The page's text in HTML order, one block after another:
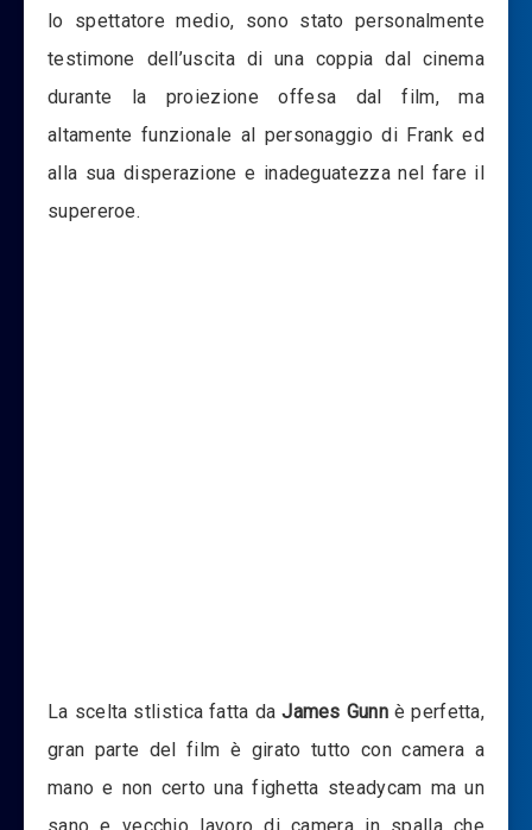
lo spettatore medio, sono stato personalmente
testimone dell’uscita di una coppia dal cinema
durante la proiezione offesa dal film, ma
altamente funzionale al personaggio di Frank ed
alla sua disperazione e inadeguatezza nel fare il
supereroe.
La scelta stlistica fatta daJames Gunnè perfetta,
gran parte del film è girato tutto con camera a
mano e non certo una fighetta steadycam ma un